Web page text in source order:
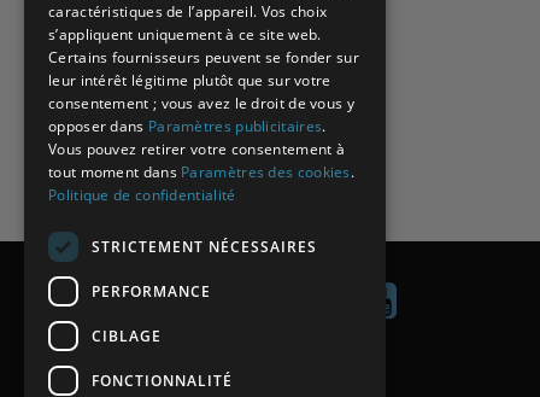
caractéristiques de l’appareil. Vos choix
s’appliquent uniquement à ce site web.
Certains fournisseurs peuvent se fonder sur
leur intérêt légitime plutôt que sur votre
consentement ; vous avez le droit de vous y
opposer dans Paramètres publicitaires.
Vous pouvez retirer votre consentement à
tout moment dans Paramètres des cookies.
Politique de confidentialité
STRICTEMENT NÉCESSAIRES
PERFORMANCE
CIBLAGE
FONCTIONNALITÉ